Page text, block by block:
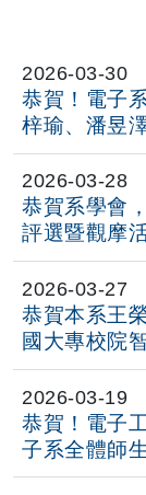
2026-03-30
恭賀！電子
梓瑜、潘昱
ICCT-
(2026/03/
獲得最佳學
Award
論文主題
Drying
2026-03-28
恭賀系學會
評選暨觀摩
2026-03-27
恭賀本系王
國大專校院
榮獲智慧機
2026-03-19
恭賀！電子
子系全體師